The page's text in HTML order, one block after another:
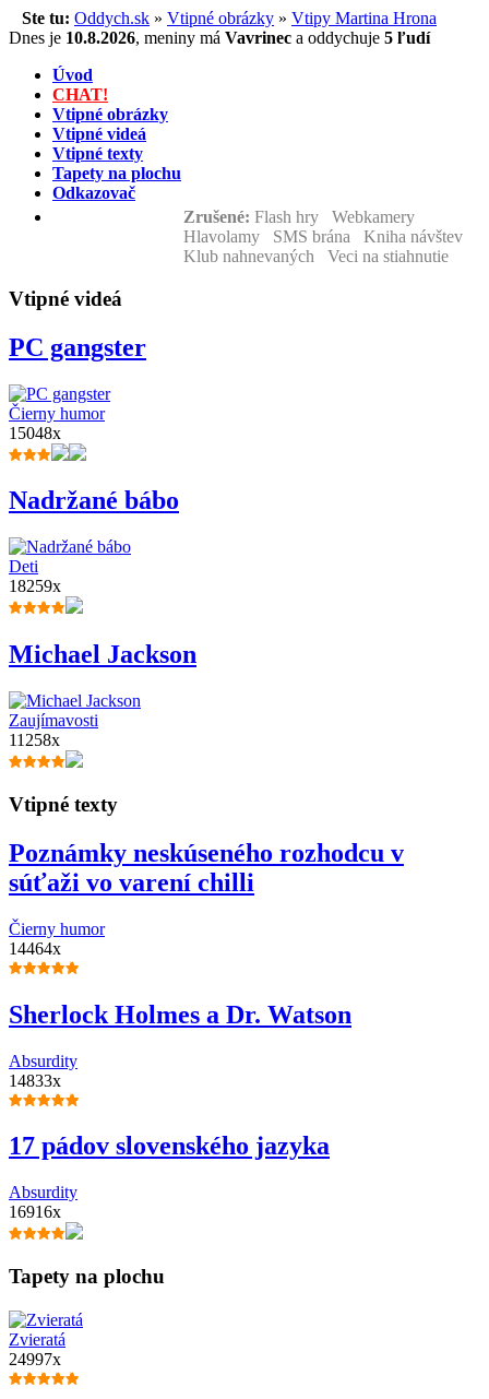
Ste tu: Oddych.sk » Vtipné obrázky » Vtipy Martina Hrona
Dnes je 10.8.2026, meniny má Vavrinec a oddychuje 5 ľudí
Úvod
CHAT!
Vtipné obrázky
Vtipné videá
Vtipné texty
Tapety na plochu
Odkazovač
Zrušené: Flash hry Webkamery
Hlavolamy SMS brána Kniha návštev
Klub nahnevaných Veci na stiahnutie
Vtipné videá
PC gangster
Čierny humor
15048x
Nadržané bábo
Deti
18259x
Michael Jackson
Zaujímavosti
11258x
Vtipné texty
Poznámky neskúseného rozhodcu v
súťaži vo varení chilli
Čierny humor
14464x
Sherlock Holmes a Dr. Watson
Absurdity
14833x
17 pádov slovenského jazyka
Absurdity
16916x
Tapety na plochu
Zvieratá
24997x